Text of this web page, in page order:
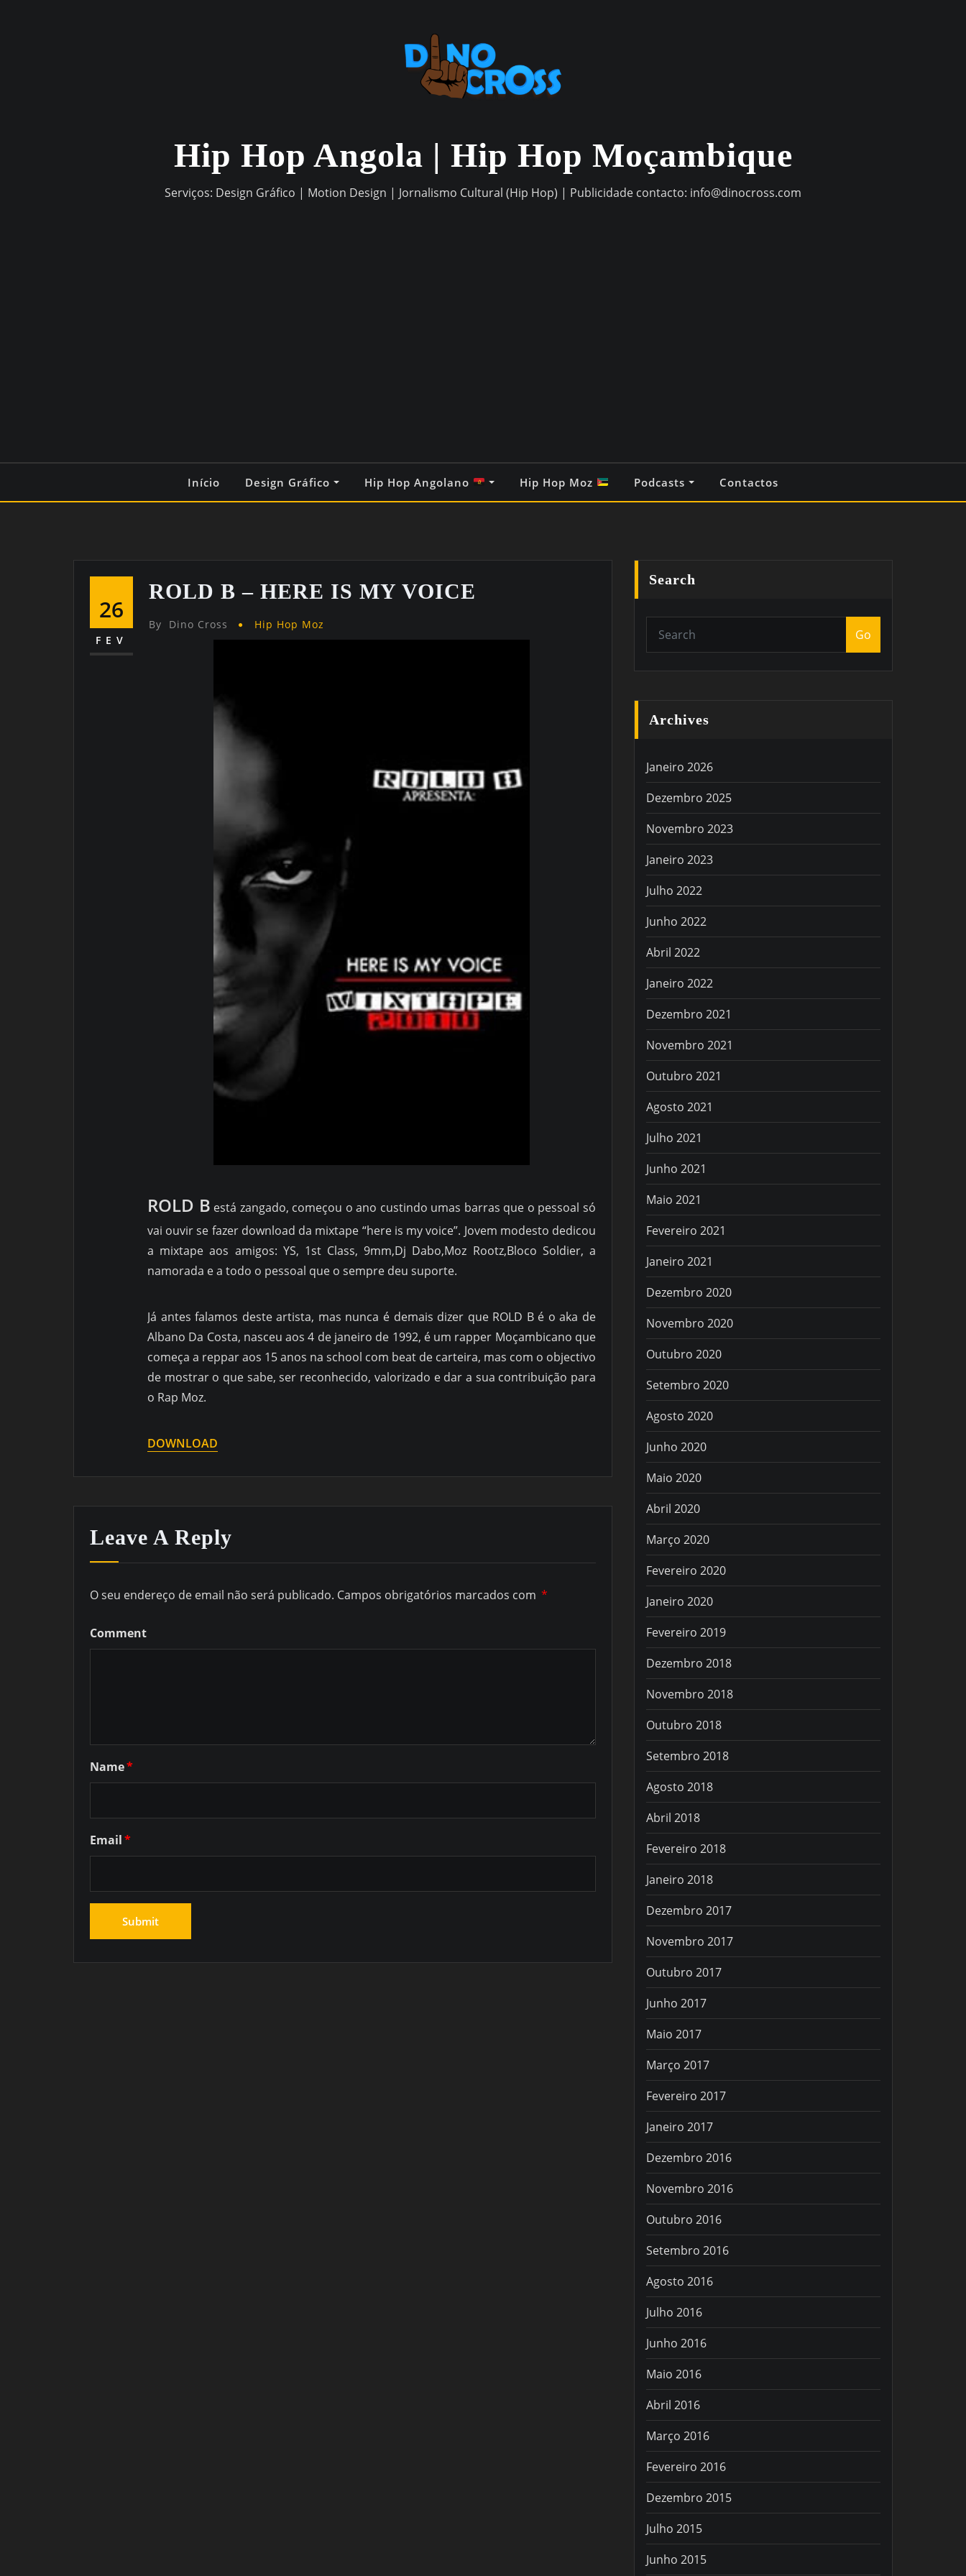
Hip Hop Angola | Hip Hop Moçambique
Serviços: Design Gráfico | Motion Design | Jornalismo Cultural (Hip Hop) | Publicidade contacto: info@dinocross.com
Início Design Gráfico Hip Hop Angolano Hip Hop Moz Podcasts Contactos
26
FEV
ROLD B – HERE IS MY VOICE
By Dino Cross Hip Hop Moz
ROLD B está zangado, começou o ano custindo umas barras que o pessoal só
vai ouvir se fazer download da mixtape “here is my voice”. Jovem modesto dedicou
a mixtape aos amigos: YS, 1st Class, 9mm,Dj Dabo,Moz Rootz,Bloco Soldier, a
namorada e a todo o pessoal que o sempre deu suporte.
Já antes falamos deste artista, mas nunca é demais dizer que ROLD B é o aka de
Albano Da Costa, nasceu aos 4 de janeiro de 1992, é um rapper Moçambicano que
começa a reppar aos 15 anos na school com beat de carteira, mas com o objectivo
de mostrar o que sabe, ser reconhecido, valorizado e dar a sua contribuição para
o Rap Moz.
DOWNLOAD
Leave A Reply
O seu endereço de email não será publicado. Campos obrigatórios marcados com *
Comment
Name*
Email*
Search
Go
Archives
Janeiro 2026
Dezembro 2025
Novembro 2023
Janeiro 2023
Julho 2022
Junho 2022
Abril 2022
Janeiro 2022
Dezembro 2021
Novembro 2021
Outubro 2021
Agosto 2021
Julho 2021
Junho 2021
Maio 2021
Fevereiro 2021
Janeiro 2021
Dezembro 2020
Novembro 2020
Outubro 2020
Setembro 2020
Agosto 2020
Junho 2020
Maio 2020
Abril 2020
Março 2020
Fevereiro 2020
Janeiro 2020
Fevereiro 2019
Dezembro 2018
Novembro 2018
Outubro 2018
Setembro 2018
Agosto 2018
Abril 2018
Fevereiro 2018
Janeiro 2018
Dezembro 2017
Novembro 2017
Outubro 2017
Junho 2017
Maio 2017
Março 2017
Fevereiro 2017
Janeiro 2017
Dezembro 2016
Novembro 2016
Outubro 2016
Setembro 2016
Agosto 2016
Julho 2016
Junho 2016
Maio 2016
Abril 2016
Março 2016
Fevereiro 2016
Dezembro 2015
Julho 2015
Junho 2015